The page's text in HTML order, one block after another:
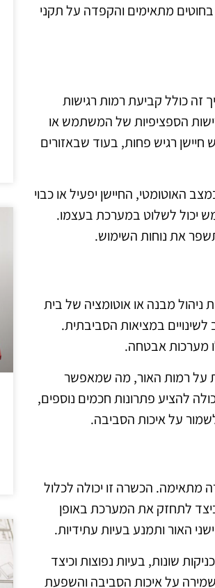
בחוטים מתאימים והקפדה על תקני
זה כולל קביעת רמות רגישות
הספציפיות של המשתמש או
רגיש פחות, בעוד שבאזורים
האוטומטי, החיישן יפעיל או כבוי
יכול לשלוט במערכת בעצמו.
את נוחות השימוש.
ניהול מבנה או אוטומציה של בית
במציאות הסביבתית.
מערכות אבטחה.
על רמות האור, מה שמאפשר
להציע פתרונות חכמים נוספים,
על איכות הסביבה.
הכשרה זו יכולה לכלול
לתחזק את המערכת באופן
האור ותמנע בעיות עתידיות.
שונות, בעיות נפוצות וכיצד
על איכות הסביבה והשפעת